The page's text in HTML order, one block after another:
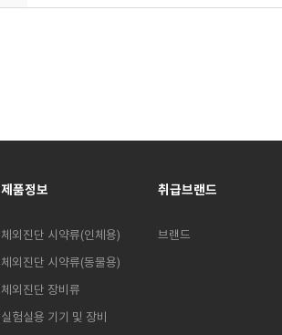
제품정보
체외진단 시약류(인체용)
체외진단 시약류(동물용)
체외진단 장비류
실험실용 기기 및 장비
취급브랜드
브랜드